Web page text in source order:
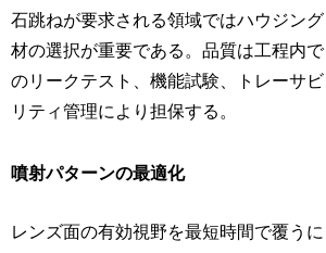
石跳ねが要求される領域ではハウジング
材の選択が重要である。品質は工程内で
のリークテスト、機能試験、トレーサビ
リティ管理により担保する。
噴射パターンの最適化
レンズ面の有効視野を最短時間で覆うに